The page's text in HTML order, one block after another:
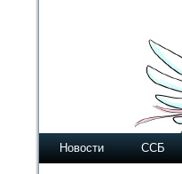
Новости ССБ